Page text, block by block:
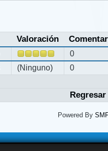
Valoración
0
(Ninguno) 0
Powered By